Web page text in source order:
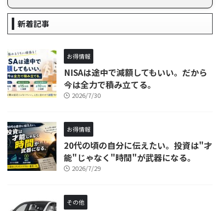
新着記事
お得情報
NISAは途中で減額してもいい。だから
今は全力で積み立てる。
2026/7/30
お得情報
20代の頃の自分に伝えたい。投資は"才
能"じゃなく"時間"が武器になる。
2026/7/29
その他